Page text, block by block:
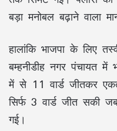
बड़ा मनोबल बढ़ाने वाला
हालांकि भाजपा के लिए
बम्हनीडीह नगर पंचायत
में से 11 वार्ड जीतकर
सिर्फ 3 वार्ड जीत सकी
गई।